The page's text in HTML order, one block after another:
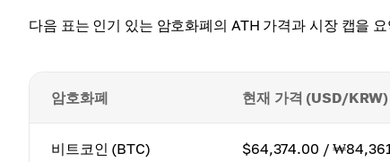
다음 표는 인기 있는 암호화폐의 ATH 가격과 시장 캡을
암호화폐 현재 가격 (USD/KRW)
비트코인 (BTC) $64,374.00 /